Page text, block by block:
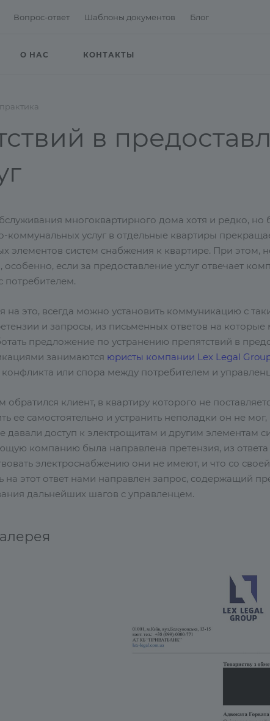
Вопрос-ответ Шаблоны документов Блог
О НАС КОНТАКТЫ
в
многоквартирного дома хотя и редко, но
коммунальных услуг в отдельные квартиры
элементов систем снабжения к квартире. При этом,
особенно, если за предоставление услуг отвечает
потребителем.
на это, всегда можно установить коммуникацию с
и запросы, из письменных ответов на
предложение по устранению препятствий в
занимаются юристы компании Lex Legal
или спора между потребителем и
обратился клиент, в квартиру которого не
ее самостоятельно и устранить неполадки он не
давали доступ к электрощитам и другим элементам
компанию была направлена претензия, из
электроснабжению они не имеют, и что со
на этот ответ нами направлен запрос, содержащий
дальнейших шагов с управленцем.